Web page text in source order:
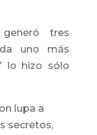
tres
uno más
lo hizo sólo
lupa a
secretos,